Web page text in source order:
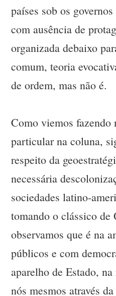
países sob os
com ausência de
organizada debaixo
comum, teoria
de ordem, mas não é.
Como viemos fazendo
particular na coluna,
respeito da
necessária
sociedades latino-
tomando o clássico de
observamos que é na
públicos e com
aparelho de Estado,
nós mesmos através